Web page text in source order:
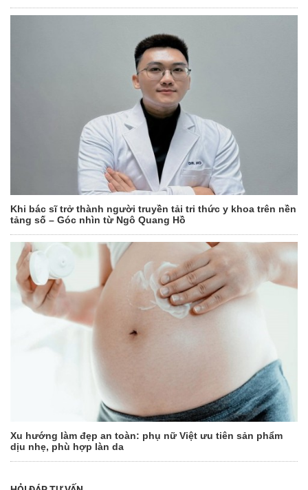
Khi bác sĩ trở thành người truyền tải tri thức y khoa trên nền
tảng số – Góc nhìn từ Ngô Quang Hồ
Xu hướng làm đẹp an toàn: phụ nữ Việt ưu tiên sản phẩm
dịu nhẹ, phù hợp làn da